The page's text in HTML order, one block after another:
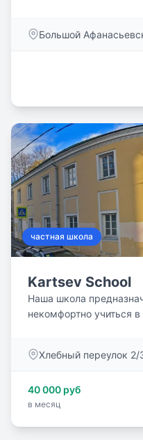
страха ошибиться и
Большой
частная школа
Kartsev School
Наша школа
некомфортно учиться
иностранных языков,
привитие интереса и
небольшая школа -
Хлебный переулок 2/
40 000 руб
в месяц